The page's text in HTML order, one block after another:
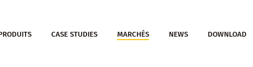
CASE STUDIES MARCHÉS NEWS DOWNLOAD